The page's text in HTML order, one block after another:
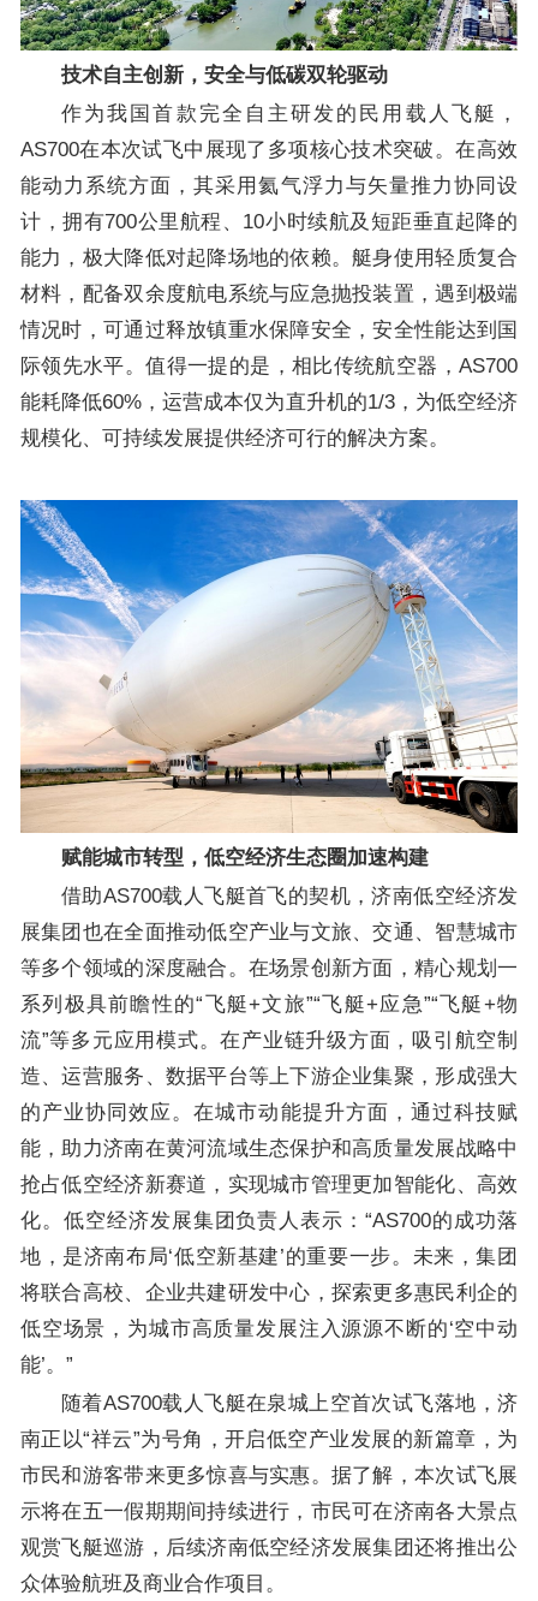
技术自主创新，安全与低碳双轮驱动
作为我国首款完全自主研发的民用载人飞艇，
AS700在本次试飞中展现了多项核心技术突破。在高效
能动力系统方面，其采用氦气浮力与矢量推力协同设
计，拥有700公里航程、10小时续航及短距垂直起降的
能力，极大降低对起降场地的依赖。艇身使用轻质复合
材料，配备双余度航电系统与应急抛投装置，遇到极端
情况时，可通过释放镇重水保障安全，安全性能达到国
际领先水平。值得一提的是，相比传统航空器，AS700
能耗降低60%，运营成本仅为直升机的1/3，为低空经济
规模化、可持续发展提供经济可行的解决方案。
赋能城市转型，低空经济生态圈加速构建
借助AS700载人飞艇首飞的契机，济南低空经济发
展集团也在全面推动低空产业与文旅、交通、智慧城市
等多个领域的深度融合。在场景创新方面，精心规划一
系列极具前瞻性的“飞艇+文旅”“飞艇+应急”“飞艇+物
流”等多元应用模式。在产业链升级方面，吸引航空制
造、运营服务、数据平台等上下游企业集聚，形成强大
的产业协同效应。在城市动能提升方面，通过科技赋
能，助力济南在黄河流域生态保护和高质量发展战略中
抢占低空经济新赛道，实现城市管理更加智能化、高效
化。低空经济发展集团负责人表示：“AS700的成功落
地，是济南布局‘低空新基建’的重要一步。未来，集团
将联合高校、企业共建研发中心，探索更多惠民利企的
低空场景，为城市高质量发展注入源源不断的‘空中动
能’。”
随着AS700载人飞艇在泉城上空首次试飞落地，济
南正以“祥云”为号角，开启低空产业发展的新篇章，为
市民和游客带来更多惊喜与实惠。据了解，本次试飞展
示将在五一假期期间持续进行，市民可在济南各大景点
观赏飞艇巡游，后续济南低空经济发展集团还将推出公
众体验航班及商业合作项目。